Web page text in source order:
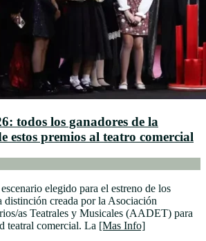
todos los ganadores de la
estos premios al teatro comercial
elegido para el estreno de los
distinción creada por la Asociación
as Teatrales y Musicales (AADET) para
teatral comercial. La [Mas Info]